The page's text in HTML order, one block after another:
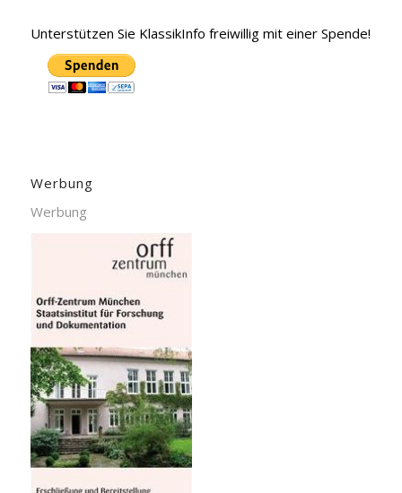
Unterstützen Sie KlassikInfo freiwillig mit einer Spende!
Werbung
Werbung